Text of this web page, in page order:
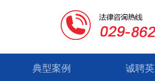
典型案例 诚聘